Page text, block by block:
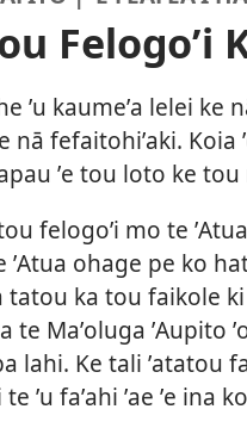
Felogoʼi
ʼu kaumeʼa lelei ke
nā fefaitohiʼaki. Koia
ʼe tou loto ke
felogoʼi mo te
ʼAtua ohage pe ko
ka tou faikole
te Maʼoluga ʼAupito
lahi. Ke tali ʼatatou
ʼu faʼahi ʼae ʼe ina